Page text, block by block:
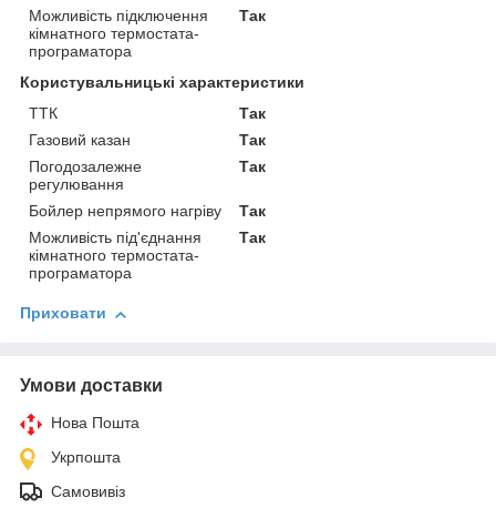
Можливість підключення
кімнатного термостата-
програматора
Так
Користувальницькі характеристики
ТТК
Так
Газовий казан
Так
Погодозалежне
регулювання
Так
Бойлер непрямого нагріву
Так
Можливість під'єднання
кімнатного термостата-
програматора
Так
Приховати
Умови доставки
Нова Пошта
Укрпошта
Самовивіз